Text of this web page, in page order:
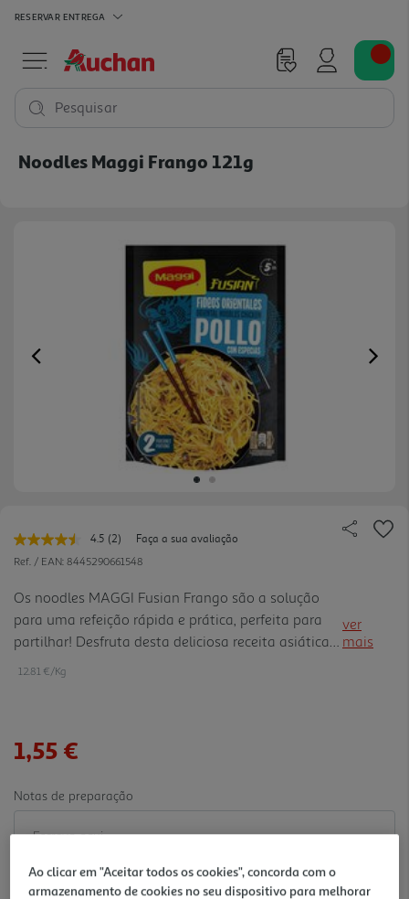
RESERVAR ENTREGA
Pesquisar
Noodles Maggi Frango 121g
Previous
4.5 Leu
2
Link
para
a
mesma
página.
(2)
Faça a sua avaliação
Ref. / EAN: 8445290661548
Os noodles MAGGI Fusian Frango são a solução
para uma refeição rápida e prática, perfeita para
partilhar! Desfruta desta deliciosa receita asiática
repleta de especiarias e que fica pronta em apenas
asiáticas, basta adicionar os ingredientes de que
Refeição fácil de preparar em apenas 5 minutos -
Apenas precisas de uma tigela, águ a a ferver e um
garfo -Preparação em fogão ou micro-ondas
Classic, Caril e Teriyaki.
ver
mais
12.81 €/Kg
1,55 €
Notas de preparação
Ao clicar em "Aceitar todos os cookies", concorda com o
armazenamento de cookies no seu dispositivo para melhorar